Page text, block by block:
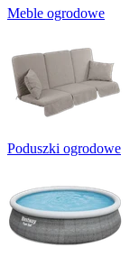
Meble ogrodowe
Poduszki ogrodowe